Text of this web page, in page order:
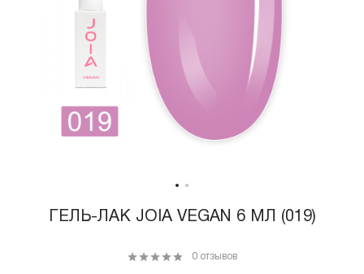
ГЕЛЬ-ЛАК JOIA VEGAN 6 МЛ (019)
0 отзывов